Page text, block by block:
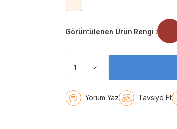
Görüntülenen Ürün Rengi :
Yorum Yaz Tavsiye Et